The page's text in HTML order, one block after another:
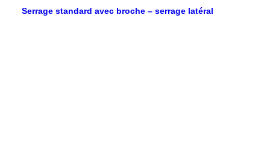
Serrage standard avec broche – serrage latéral